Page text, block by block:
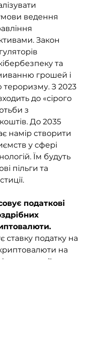
ведення
Закон
та
грошей і
тероризму. З 2023
до «сірого
з
До 2035
намір створити
у сфері
Їм будуть
пільги та
податкові
ставку податку на
на
операції